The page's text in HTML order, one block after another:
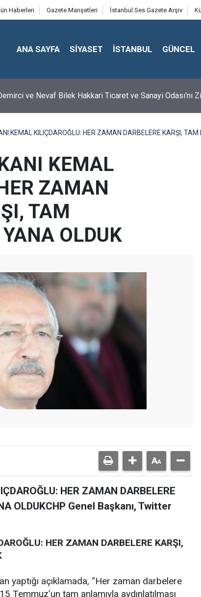
Haberleri Gazete Manşetleri İstanbul Ses Gazete Arşiv
ANA SAYFA SİYASET İSTANBUL GÜNCEL
ve Nevaf Bilek Hakkari Ticaret ve Sanayi Odası'nı
KEMAL KILIÇDAROĞLU: HER ZAMAN DARBELERE KARŞI,
KEMAL
ZAMAN
TAM
OLDUK
HER ZAMAN DARBELERE
OLDUKCHP Genel Başkanı, Twitter
HER ZAMAN DARBELERE KARŞI,
yaptığı açıklamada, “Her zaman darbelere
Temmuz’un tam anlamıyla aydınlatılması